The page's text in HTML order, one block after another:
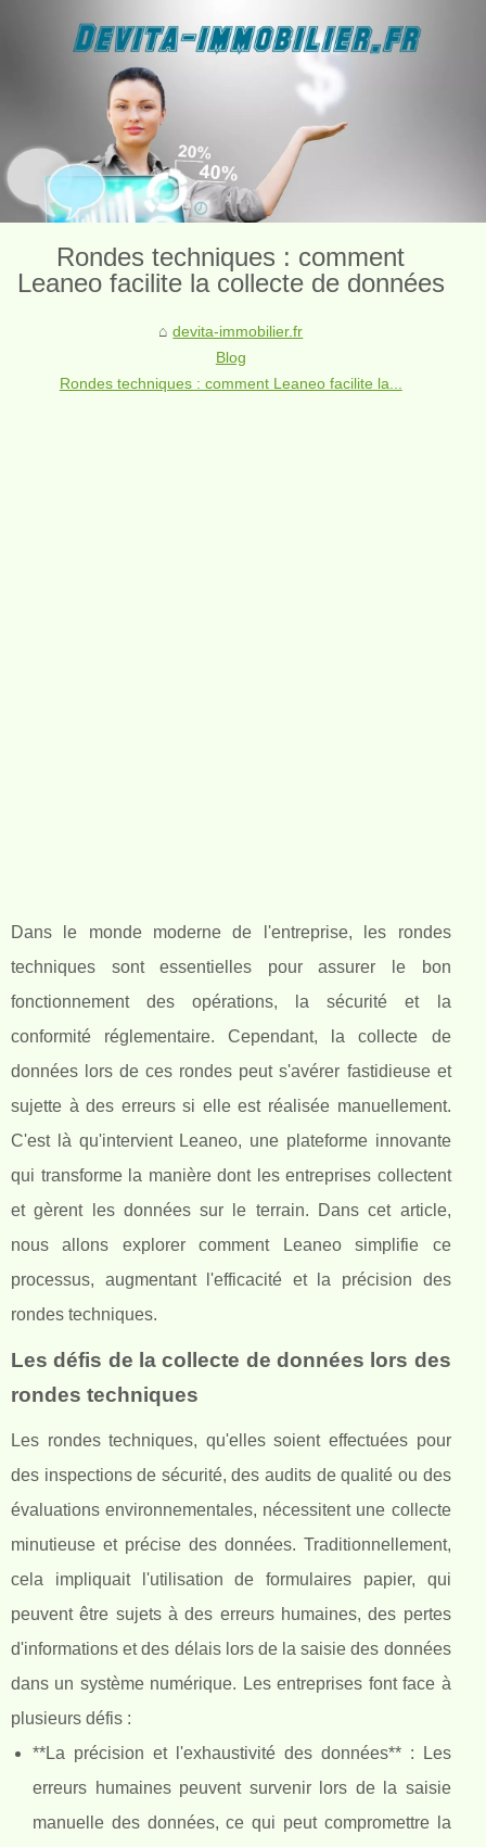
Rondes techniques : comment
Leaneo facilite la collecte de données
devita-immobilier.fr
Blog
Rondes techniques : comment Leaneo facilite la...
Dans le monde moderne de l'entreprise, les rondes
techniques sont essentielles pour assurer le bon
fonctionnement des opérations, la sécurité et la
conformité réglementaire. Cependant, la collecte de
données lors de ces rondes peut s'avérer fastidieuse et
sujette à des erreurs si elle est réalisée manuellement.
C'est là qu'intervient Leaneo, une plateforme innovante
qui transforme la manière dont les entreprises collectent
et gèrent les données sur le terrain. Dans cet article,
nous allons explorer comment Leaneo simplifie ce
processus, augmentant l'efficacité et la précision des
rondes techniques.
Les défis de la collecte de données lors des
rondes techniques
Les rondes techniques, qu'elles soient effectuées pour
des inspections de sécurité, des audits de qualité ou des
évaluations environnementales, nécessitent une collecte
minutieuse et précise des données. Traditionnellement,
cela impliquait l'utilisation de formulaires papier, qui
peuvent être sujets à des erreurs humaines, des pertes
d'informations et des délais lors de la saisie des données
dans un système numérique. Les entreprises font face à
plusieurs défis :
**La précision et l'exhaustivité des données** : Les
erreurs humaines peuvent survenir lors de la saisie
manuelle des données, ce qui peut compromettre la